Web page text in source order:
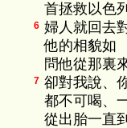
首拯救以色
6 婦人就回去
他的相貌如
問他從那裏
7 卻對我說、
都不可喝、
從出胎一直